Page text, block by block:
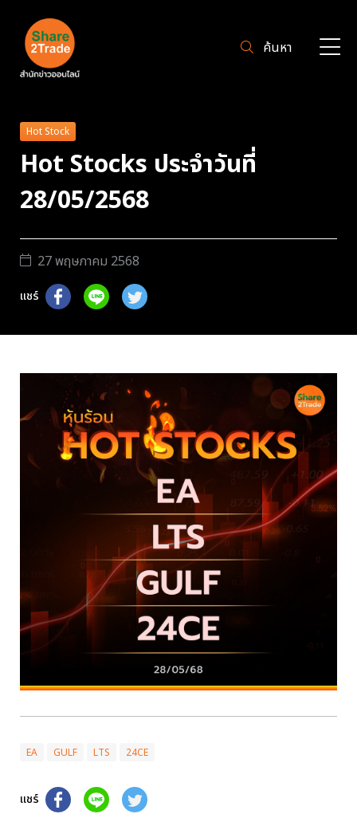
ค้นหา
Hot Stock
Hot Stocks ประจำวันที่
28/05/2568
27 พฤษภาคม 2568
แชร์
EA GULF LTS 24CE
แชร์